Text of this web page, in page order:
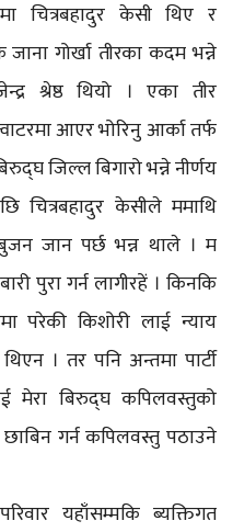
चित्रबहादुर केसी थिए र
गोर्खा तीरका कदम भन्ने
श्रेष्ठ थियो । एका तीर
आएर भोरिनु आर्का तर्फ
जिल्ल बिगारो भन्ने नीर्णय
चित्रबहादुर केसीले ममाथि
जान पर्छ भन्न थाले । म
पुरा गर्न लागीरहें । किनकि
परेकी किशोरी लाई न्याय
। तर पनि अन्तमा पार्टी
मेरा बिरुद्घ कपिलवस्तुको
गर्न कपिलवस्तु पठाउने
यहाँसम्मकि ब्यक्तिगत